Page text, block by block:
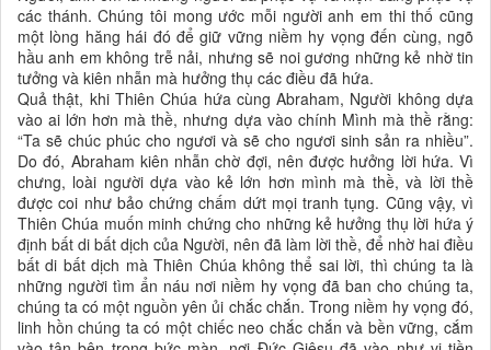
các thánh. Chúng tôi mong ước mỗi người anh em thi thố cũng
một lòng hăng hái đó để giữ vững niềm hy vọng đến cùng, ngõ
hầu anh em không trễ nải, nhưng sẽ noi gương những kẻ nhờ tin
tưởng và kiên nhẫn mà hưởng thụ các điều đã hứa.
Quả thật, khi Thiên Chúa hứa cùng Abraham, Người không dựa
vào ai lớn hơn mà thề, nhưng dựa vào chính Mình mà thề rằng:
“Ta sẽ chúc phúc cho ngươi và sẽ cho ngươi sinh sản ra nhiều”.
Do đó, Abraham kiên nhẫn chờ đợi, nên được hưởng lời hứa. Vì
chưng, loài người dựa vào kẻ lớn hơn mình mà thề, và lời thề
được coi như bảo chứng chấm dứt mọi tranh tụng. Cũng vậy, vì
Thiên Chúa muốn minh chứng cho những kẻ hưởng thụ lời hứa ý
định bất di bất dịch của Người, nên đã làm lời thề, để nhờ hai điều
bất di bất dịch mà Thiên Chúa không thể sai lời, thì chúng ta là
những người tìm ẩn náu nơi niềm hy vọng đã ban cho chúng ta,
chúng ta có một nguồn yên ủi chắc chắn. Trong niềm hy vọng đó,
linh hồn chúng ta có một chiếc neo chắc chắn và bền vững, cắm